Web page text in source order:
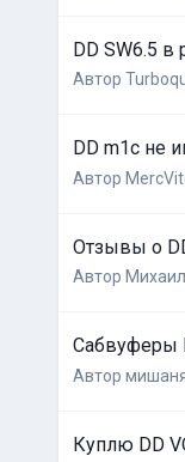
DD SW6.5 в
Автор
DD m1c не
Автор
Отзывы о
Автор
Сабвуферы
Автор
Куплю DD